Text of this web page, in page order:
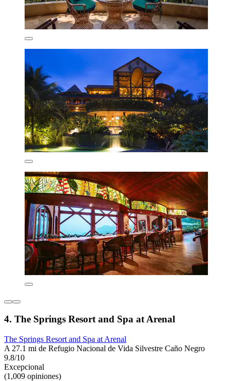
4. The Springs Resort and Spa at Arenal
The Springs Resort and Spa at Arenal
A 27.1 mi de Refugio Nacional de Vida Silvestre Caño Negro
9.8/10
Excepcional
(1,009 opiniones)